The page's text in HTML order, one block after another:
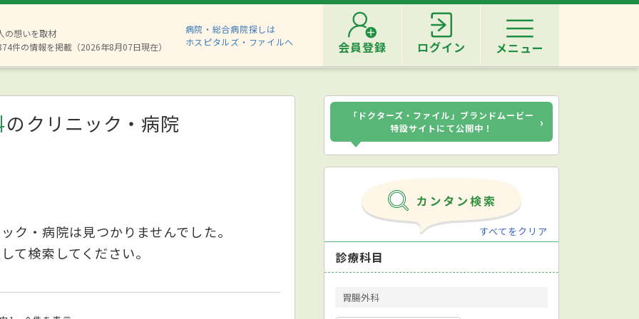
の想いを取材
件の情報を掲載（2026年8月07日現在）
病院・総合病院探しは
ホスピタルズ・ファイルへ
会員登録 ログイン メニュー
のクリニック・病院
ク・病院は見つかりませんでした。
て検索してください。
「ドクターズ・ファイル」ブランドムービー
特設サイトにて公開中！
›
すべてをクリア
診療科目
胃腸外科